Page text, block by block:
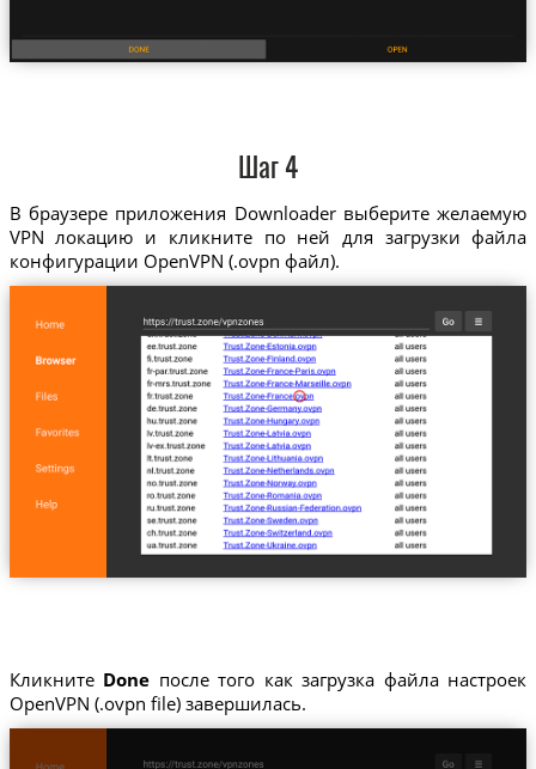
Шаг 4
В браузере приложения Downloader выберите желаемую
VPN локацию и кликните по ней для загрузки файла
конфигурации OpenVPN (.ovpn файл).
Кликните Done после того как загрузка файла настроек
OpenVPN (.ovpn file) завершилась.